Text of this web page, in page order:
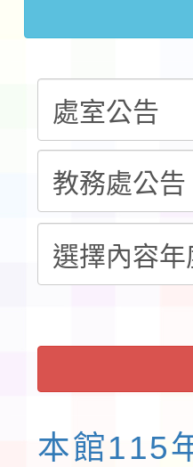
共學行
習海報
教育部
報
淨零綠
檢送桃
及師生
實施要點
本館115